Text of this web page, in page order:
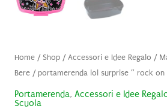
Home/ Shop/Accessori e Idee Regalo /
Bere/ portamerenda lol surprise ” rock on
Portamerenda, Accessori e Idee
Scuola